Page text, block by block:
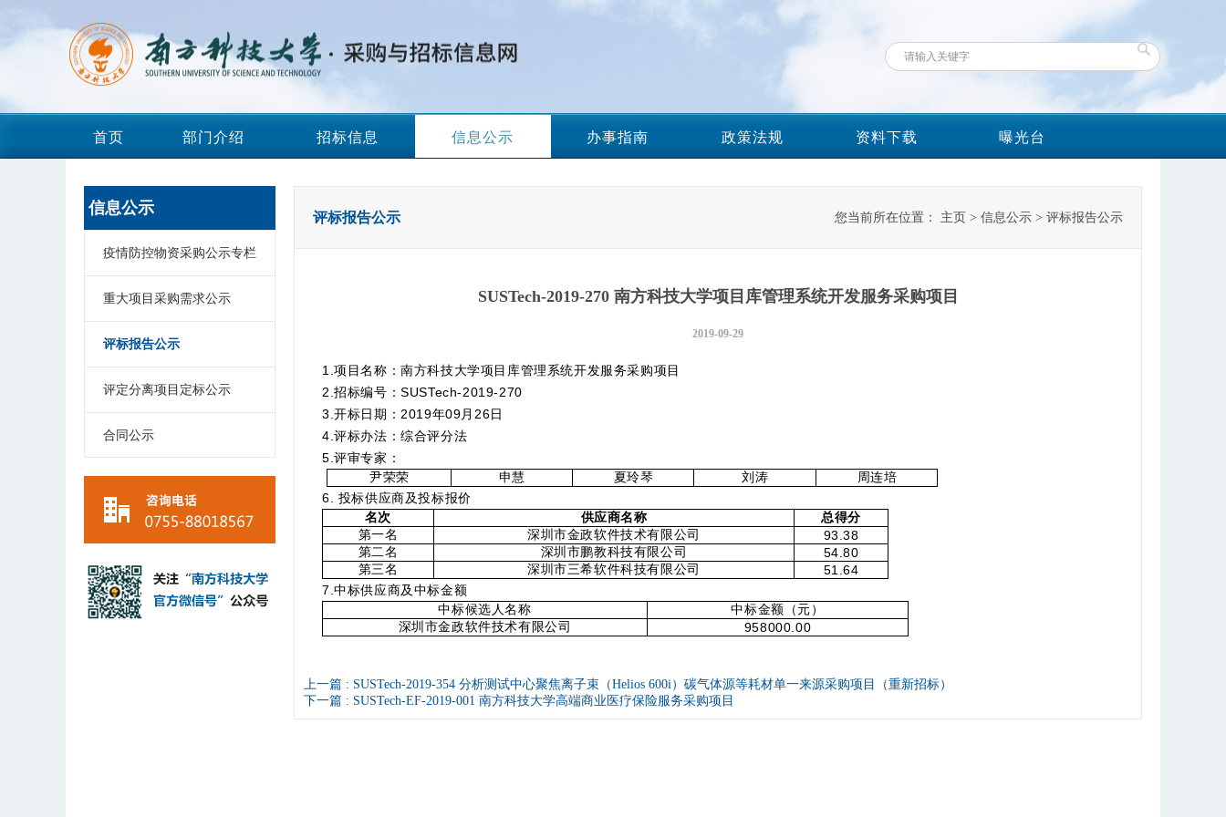
首页 部门介绍 招标信息 信息公示 办事指南 政策法规 资料下载 曝光台
信息公示
疫情防控物资采购公示专栏
重大项目采购需求公示
评标报告公示
评定分离项目定标公示
合同公示
评标报告公示 您当前所在位置： 主页 > 信息公示 > 评标报告公示
SUSTech-2019-270 南方科技大学项目库管理系统开发服务采购项目
2019-09-29
1.项目名称：南方科技大学项目库管理系统开发服务采购项目
2.招标编号：SUSTech-2019-270
3.开标日期：201 9年09月 26日
4.评标办法：综合评分法
5.评审专家：
尹荣荣
申慧 夏玲琴 刘涛
周连培
6. 投标供应商及投标报价
名次
供应商名称
总得分
第一名
深圳市金政软件技术有限公司
93.38
第二名
深圳市鹏教科技有限公司
54.80
第三名
深圳市三希软件科技有限公司
51.64
7 .中标供应商及中标金额
中标候选人名称
中标金额 （元）
深圳市金政软件技术有限公司
958000.00
上一篇 : SUSTech-2019-354 分析测试中心聚焦离子束（Helios 600i）碳气体源等耗材单一来源采购项目（重新招标）
下一篇 : SUSTech-EF-2019-001 南方科技大学高端商业医疗保险服务采购项目